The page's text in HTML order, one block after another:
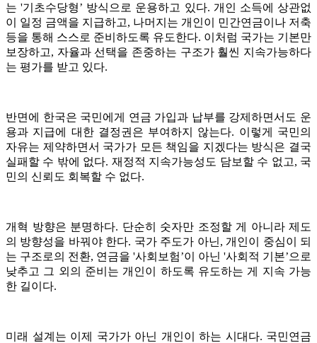
는 '기초수당형’ 방식으로 운용하고 있다. 개인 소득에 상관없
이 일정 금액을 지급하고, 나머지는 개인이 민간연금이나 저축
등을 통해 스스로 준비하도록 유도한다. 이처럼 국가는 기본만
보장하고, 자율과 선택을 존중하는 구조가 훨씬 지속가능하다
는 평가를 받고 있다.
반면에 한국은 국민에게 연금 가입과 납부를 강제하면서도 운
용과 지급에 대한 결정권은 부여하지 않는다. 이렇게 국민의
자유는 제약하면서 국가가 모든 책임을 지겠다는 방식은 결국
실패할 수 밖에 없다. 재정적 지속가능성도 담보할 수 없고, 국
민의 신뢰도 회복할 수 없다.
개혁 방향은 분명하다. 단순히 숫자만 조정할 게 아니라 제도
의 방향성을 바꿔야 한다. 국가 주도가 아닌, 개인이 중심이 되
는 구조로의 전환, 연금을 '사회보험’이 아닌 '사회적 기본’으로
낮추고 그 외의 준비는 개인이 하도록 유도하는 게 지속 가능
한 길이다.
미래 설계는 이제 국가가 아닌 개인이 하는 시대다. 국민연금